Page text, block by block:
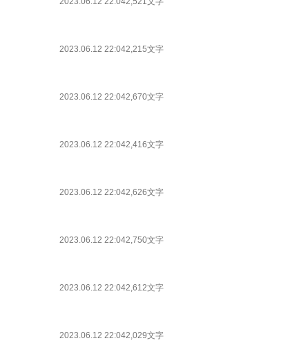
2023.06.12 22:042,215文字
2023.06.12 22:042,670文字
2023.06.12 22:042,416文字
2023.06.12 22:042,626文字
2023.06.12 22:042,750文字
2023.06.12 22:042,612文字
2023.06.12 22:042,029文字